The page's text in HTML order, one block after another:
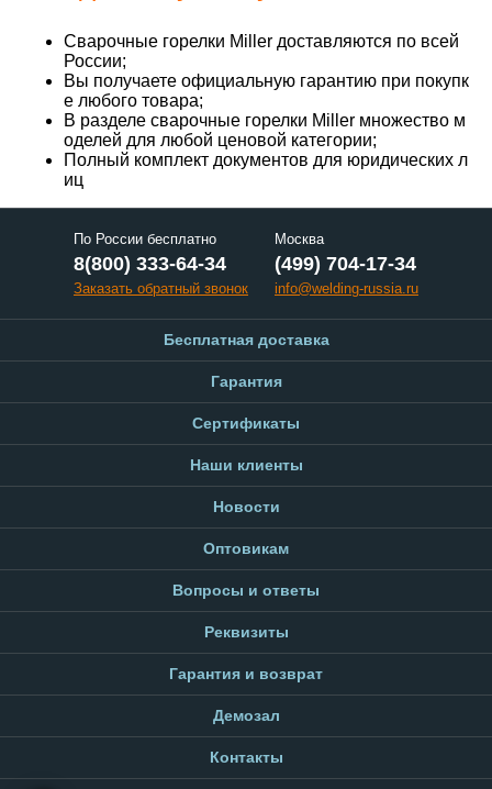
Сварочные горелки Miller доставляются по всей
России;
Вы получаете официальную гарантию при покупк
е любого товара;
В разделе сварочные горелки Miller множество м
оделей для любой ценовой категории;
Полный комплект документов для юридических л
иц
По России бесплатно
8(800) 333-64-34
Заказать обратный звонок
Москва
(499) 704-17-34
info@welding-russia.ru
Бесплатная доставка
Гарантия
Сертификаты
Наши клиенты
Новости
Оптовикам
Вопросы и ответы
Реквизиты
Гарантия и возврат
Демозал
Контакты